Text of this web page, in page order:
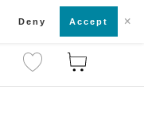
来店予約
Deny Accept ×